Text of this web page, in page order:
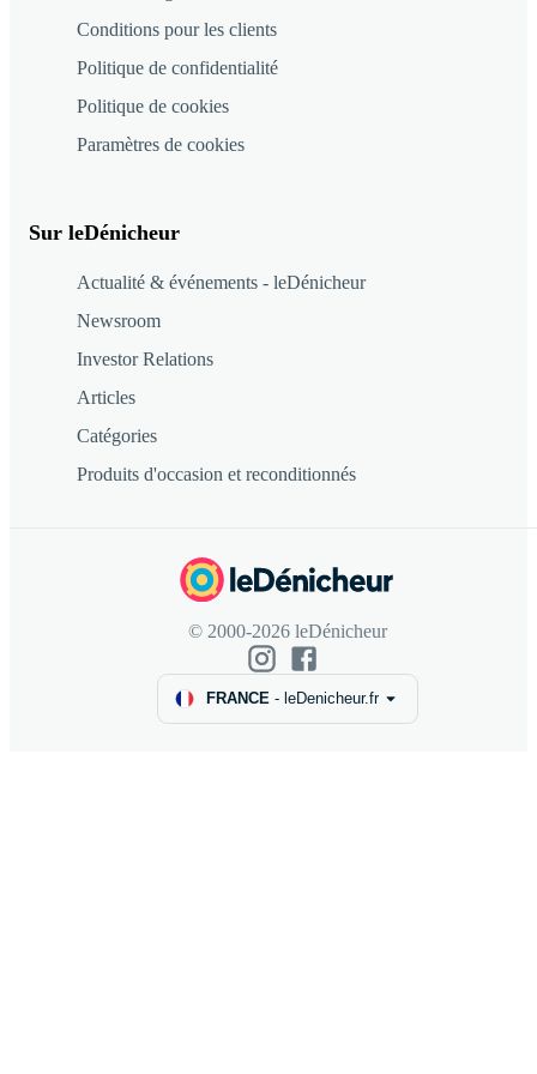
Conditions pour les clients
Politique de confidentialité
Politique de cookies
Paramètres de cookies
Sur leDénicheur
Actualité & événements - leDénicheur
Newsroom
Investor Relations
Articles
Catégories
Produits d'occasion et reconditionnés
© 2000-2026 leDénicheur
FRANCE - leDenicheur.fr